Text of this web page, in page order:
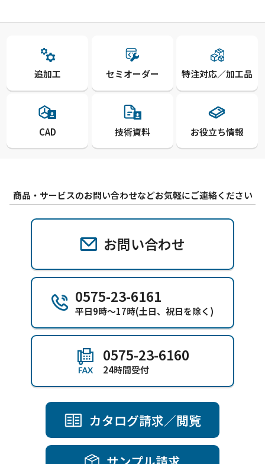
追加工 セミオーダー 特注対応／加工品
CAD 技術資料 お役立ち情報
商品・サービスのお問い合わせなどお気軽にご連絡ください
お問い合わせ
0575-23-6161
平日9時～17時(土日、祝日を除く)
0575-23-6160
24時間受付
カタログ請求／閲覧